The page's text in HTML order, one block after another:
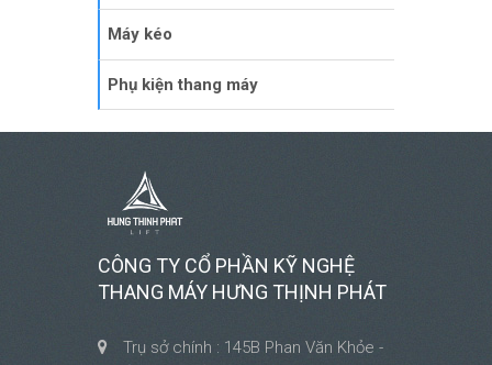
Máy kéo
Phụ kiện thang máy
CÔNG TY CỔ PHẦN KỸ NGHỆ
THANG MÁY HƯNG THỊNH PHÁT
Trụ sở chính : 145B Phan Văn Khỏe -